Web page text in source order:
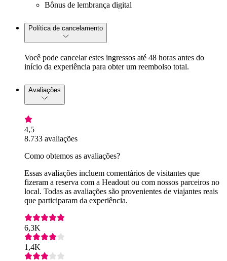
Bônus de lembrança digital
Política de cancelamento
Você pode cancelar estes ingressos até 48 horas antes do
início da experiência para obter um reembolso total.
Avaliações
4,5
8.733 avaliações
Como obtemos as avaliações?
Essas avaliações incluem comentários de visitantes que
fizeram a reserva com a Headout ou com nossos parceiros no
local. Todas as avaliações são provenientes de viajantes reais
que participaram da experiência.
6,3K
1,4K